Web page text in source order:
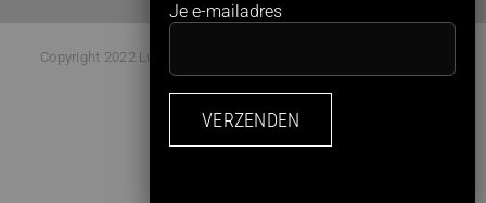
Copyright 2022 Luxury Gardens Magazine | All Rights Reserved |
Facebook
Instagram
Je e-mailadres